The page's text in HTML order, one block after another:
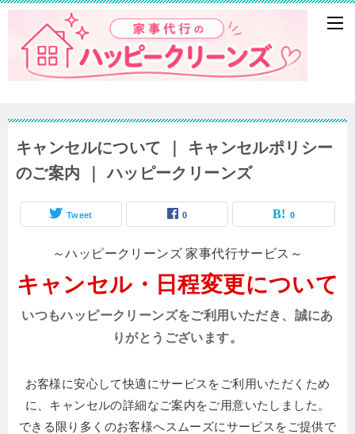
キャンセルについて ｜ キャンセルポリシー
のご案内 ｜ ハッピークリーンズ
Tweet 0 0
～ハッピークリーンズ 家事代行サービス～
キャンセル・日程変更について
いつもハッピークリーンズをご利用いただき、誠にあ
りがとうございます。
お客様に安心して快適にサービスをご利用いただくため
に、キャンセルの詳細なご案内をご用意いたしました。
できる限り多くのお客様へスムーズにサービスをご提供で